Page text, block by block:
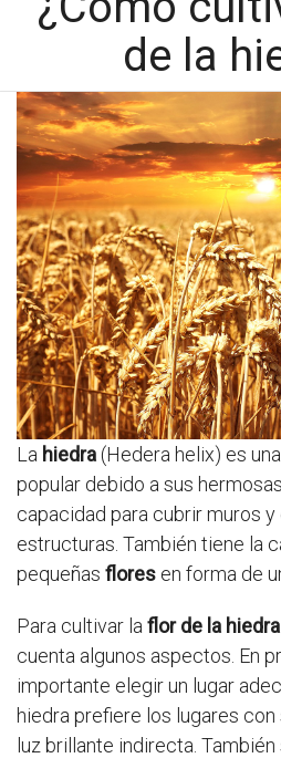
de la
La hiedra (Hedera helix) es
popular debido a sus
capacidad para cubrir muros y
estructuras. También tiene la
pequeñas flores en forma de
Para cultivar la flor de la hiedra
cuenta algunos aspectos. En
importante elegir un lugar
hiedra prefiere los lugares
luz brillante indirecta.